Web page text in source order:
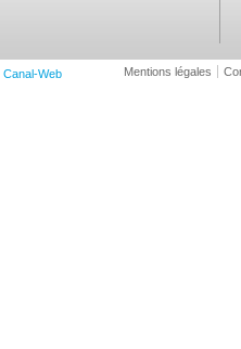
Canal-Web Mentions légales